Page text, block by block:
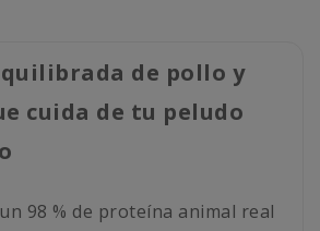
de pollo y
cuida de tu peludo
98 % de proteína animal real